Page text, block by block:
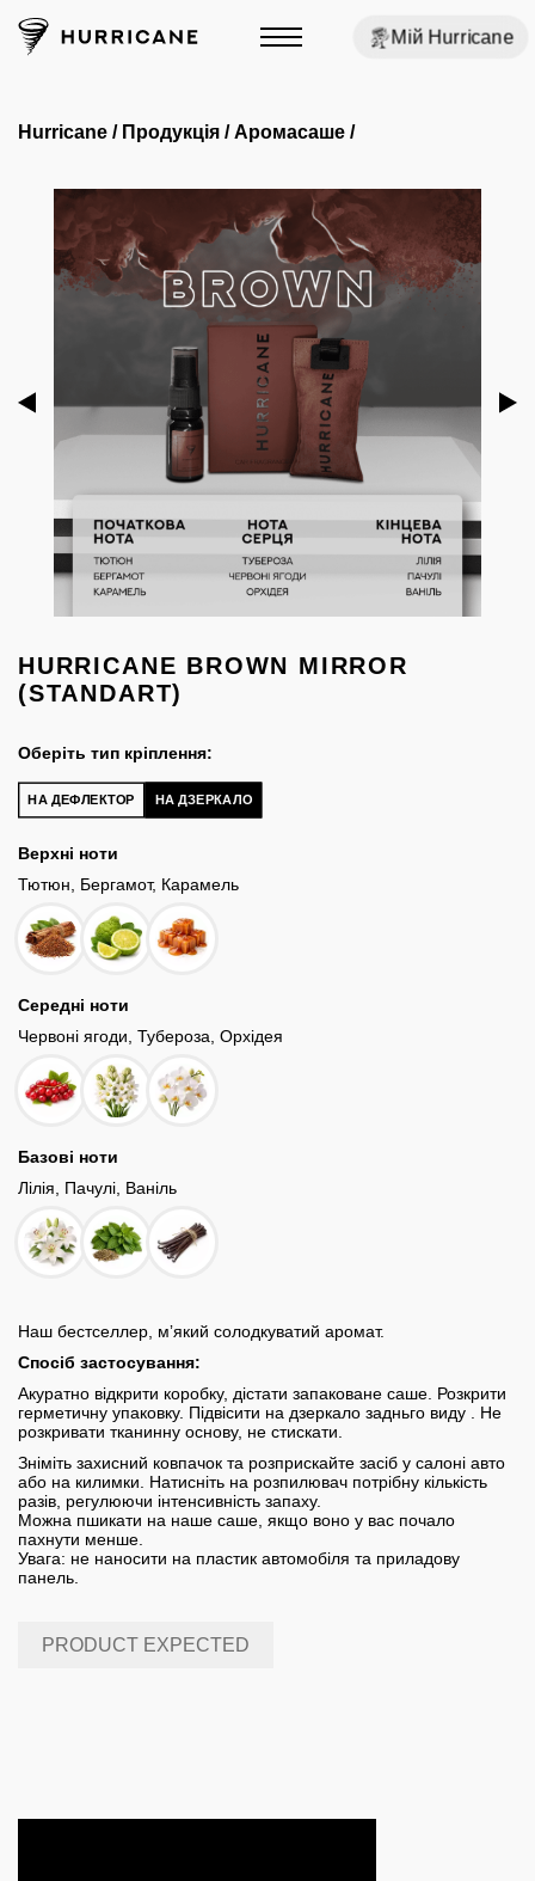
Мій Hurricane
Hurricane / Продукція /Аромасаше /
HURRICANE BROWN MIRROR
(STANDART)
Оберіть тип кріплення:
НА ДЕФЛЕКТОР НА ДЗЕРКАЛО
Верхні ноти
Тютюн, Бергамот, Карамель
Середні ноти
Червоні ягоди, Тубероза, Орхідея
Базові ноти
Лілія, Пачулi, Ваніль
Наш бестселлер, мʼякий солодкуватий аромат.
Спосіб застосування:
Акуратно відкрити коробку, дістати запаковане саше. Розкрити
герметичну упаковку. Підвісити на дзеркало задньго виду . Не
розкривати тканинну основу, не стискати.
Зніміть захисний ковпачок та розприскайте засіб у салоні авто
або на килимки. Натисніть на розпилювач потрібну кількість
разів, регулюючи інтенсивність запаху.
Можна пшикати на наше саше, якщо воно у вас почало
пахнути менше.
Увага: не наносити на пластик автомобіля та приладову
панель.
PRODUCT EXPECTED